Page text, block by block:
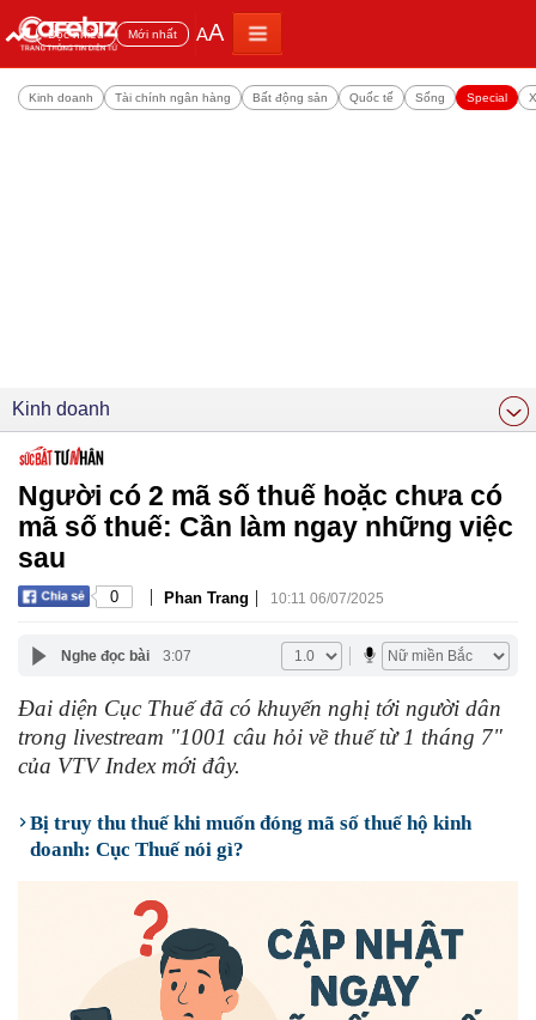
Đọc nhiều Mới nhất AA
Kinh doanh Tài chính ngân hàng Bất động sản Quốc tế Sống Special
Kinh doanh
Người có 2 mã số thuế hoặc chưa có
mã số thuế: Cần làm ngay những việc
sau
0 | Phan Trang | 10:11 06/07/2025
Nghe đọc bài 3:07
Đai diện Cục Thuế đã có khuyến nghị tới người dân
trong livestream "1001 câu hỏi về thuế từ 1 tháng 7"
của VTV Index mới đây.
Bị truy thu thuế khi muốn đóng mã số thuế hộ kinh
doanh: Cục Thuế nói gì?